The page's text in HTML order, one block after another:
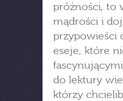
próżności, to
mądrości i
przypowieści
eseje, które
do lektury
którzy